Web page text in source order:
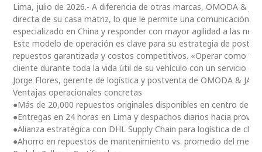
Lima, julio de 2026.- A diferencia de otras marcas, OMODA &
directa de su casa matriz, lo que le permite una comunicación
especializado en China y responder con mayor agilidad a las
Este modelo de operación es clave para su estrategia de
repuestos garantizada y costos competitivos. «Operar como
cliente durante toda la vida útil de su vehículo con un servicio
Jorge Flores, gerente de logística y postventa de OMODA &
Ventajas operacionales concretas
●Más de 20,000 repuestos originales disponibles en centro de
●Entregas en 24 horas en Lima y despachos diarios hacia
●Alianza estratégica con DHL Supply Chain para logística de
●Ahorro en repuestos de mantenimiento vs. promedio del